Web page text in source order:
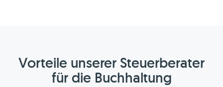
Vorteile unserer Steuerberater
für die Buchhaltung